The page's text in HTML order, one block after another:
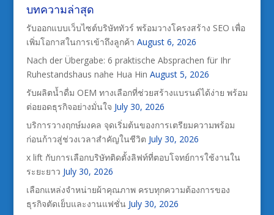
บทความล่าสุด
รับออกแบบเว็บไซต์บริษัททัวร์ พร้อมวางโครงสร้าง SEO เพื่อ
เพิ่มโอกาสในการเข้าถึงลูกค้า August 6, 2026
Nach der Übergabe: 6 praktische Absprachen für Ihr
Ruhestandshaus nahe Hua Hin August 5, 2026
รับผลิตน้ำดื่ม OEM ทางเลือกที่ช่วยสร้างแบรนด์ได้ง่าย พร้อม
ต่อยอดธุรกิจอย่างมั่นใจ July 30, 2026
บริการวางฤกษ์มงคล จุดเริ่มต้นของการเตรียมความพร้อม
ก่อนก้าวสู่ช่วงเวลาสำคัญในชีวิต July 30, 2026
x lift กับการเลือกบริษัทติดตั้งลิฟท์ที่ตอบโจทย์การใช้งานใน
ระยะยาว July 30, 2026
เลือกแหล่งจำหน่ายผ้าคุณภาพ ครบทุกความต้องการของ
ธุรกิจตัดเย็บและงานแฟชั่น July 30, 2026